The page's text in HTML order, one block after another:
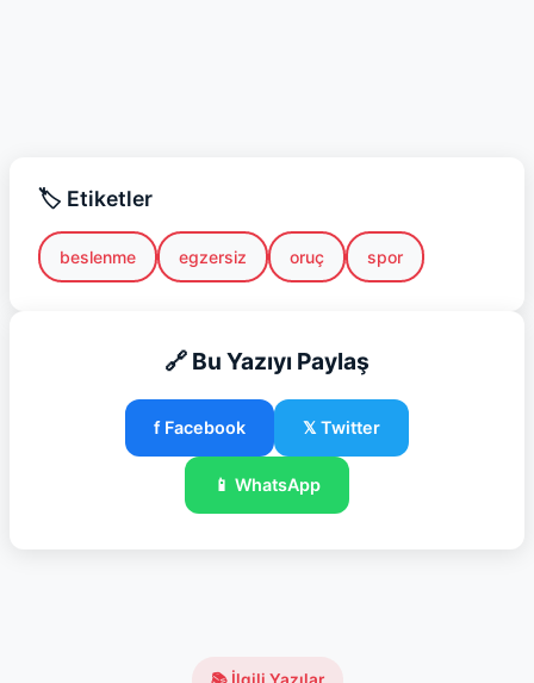
🏷️ Etiketler
beslenme egzersiz oruç spor
🔗 Bu Yazıyı Paylaş
f Facebook 𝕏 Twitter
📱 WhatsApp